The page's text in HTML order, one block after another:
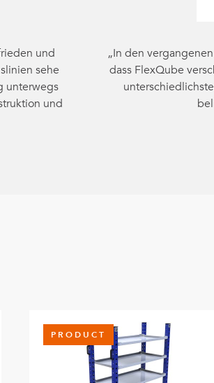
und
sehe
unterwegs
und
„In den
dass FlexQube
PRODUCT